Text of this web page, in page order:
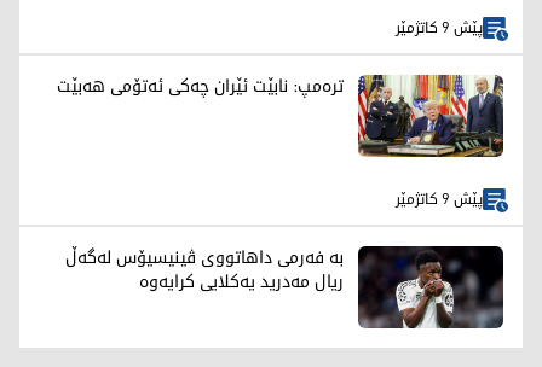
پێش 9 کاتژمێر
ترەمپ: نابێت ئێران چەکی ئەتۆمی هەبێت
پێش 9 کاتژمێر
بە فەرمی داهاتووی ڤینیسیۆس لەگەڵ
ریال مەدرید یەکلایی کرایەوە